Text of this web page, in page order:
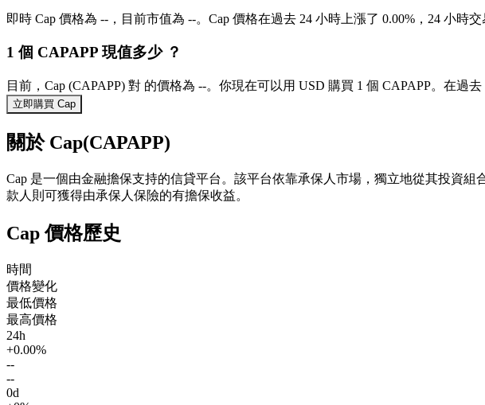
即時 Cap 價格為 --，目前市值為 --。Cap 價格在過去 24 小時上漲了 0.00%，24 小時
1 個 CAPAPP 現值多少 ？
目前，Cap (CAPAPP) 對 的價格為 --。你現在可以用 USD 購買 1 個 CAPAPP。在過
立即購買 Cap
關於 Cap(CAPAPP)
Cap 是一個由金融擔保支持的信貸平台。該平台依靠承保人市場，獨立地從其投資
款人則可獲得由承保人保險的有擔保收益。
Cap 價格歷史
時間
價格變化
最低價格
最高價格
24h
+0.00%
--
--
0d